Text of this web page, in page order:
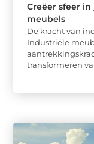
Creëer sfeer
meubels
De kracht van
Industriële
transformeren